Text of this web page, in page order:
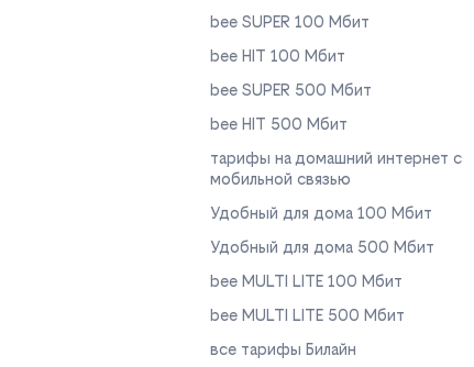
bee SUPER 100 Мбит
bee HIT 100 Мбит
bee SUPER 500 Мбит
bee HIT 500 Мбит
тарифы на домашний интернет с
мобильной связью
Удобный для дома 100 Мбит
Удобный для дома 500 Мбит
bee MULTI LITE 100 Мбит
bee MULTI LITE 500 Мбит
все тарифы Билайн